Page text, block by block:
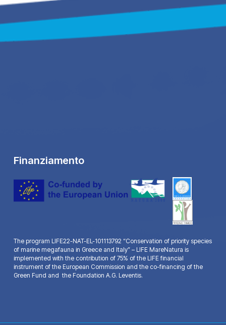
Finanziamento
The program LIFE22-NAT-EL-101113792 “Conservation of priority species
of marine megafauna in Greece and Italy” – LIFE MareNatura is
implemented with the contribution of 75% of the LIFE financial
instrument of the European Commission and the co-financing of the
Green Fund and the Foundation A.G. Leventis.